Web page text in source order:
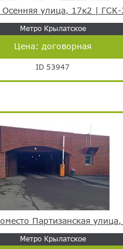
Осенняя улица, 17к2 | ГСК-
Метро Крылатское
Цена: договорная
ID 53947
Партизанская
Метро Крылатское